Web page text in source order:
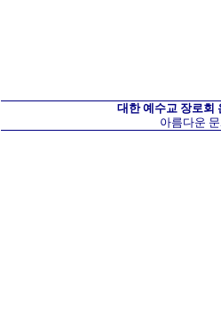
대한 예수교 장로회
아름다운